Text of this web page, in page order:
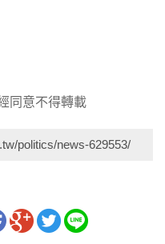
同意不得轉載
politics/news-629553/